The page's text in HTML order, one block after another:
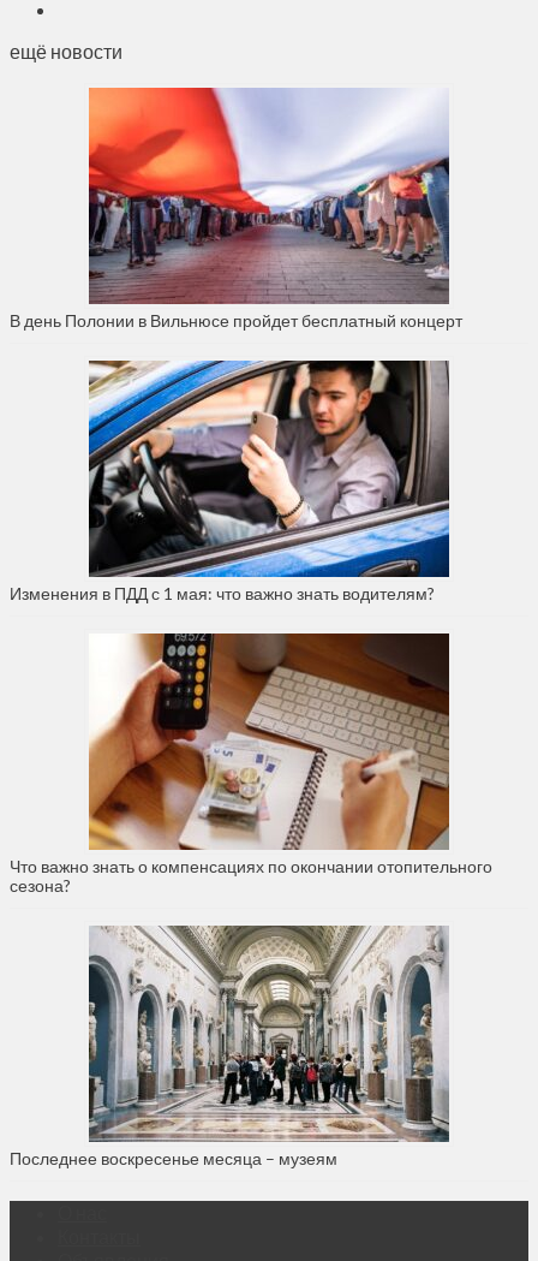
ещё новости
В день Полонии в Вильнюсе пройдет бесплатный концерт
Изменения в ПДД с 1 мая: что важно знать водителям?
Что важно знать о компенсациях по окончании отопительного
сезона?
Последнее воскресенье месяца – музеям